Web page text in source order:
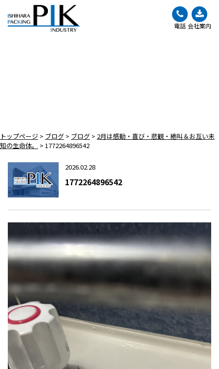
電話 会社案内
トップページ > ブログ > ブログ > 2月は感動・喜び・悲観・絶叫＆お互い未
知の生命体。
> 1772264896542
2026.02.28
1772264896542